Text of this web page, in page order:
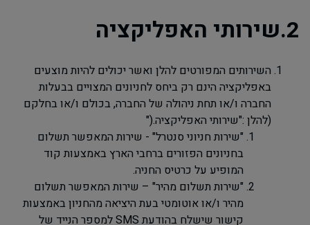
2.שירותי האפליקציה
השירותים המפורטים להלן ואשר יכולים להיות מוצעים
באפליקציה הינם רק ביחס לחניונים המצויים בבעלות
החברה ו/או תחת ניהולה של החברה, בכולם ו/או בחלקם
(להלן :"שירותי האפליקציה").
"שירות חניוני סנטרל" - שירות המאפשר תשלום
בחניונים הפזורים ברחבי הארץ באמצעות קוד
המופיע על כרטיס החניה.
"שירות תשלום מהיר" – שירות המאפשר תשלום
מהיר ו/או אוטומטי בעת היציאה מהחניון באמצעות
קישור שישלח בהודעת SMSלמספר הנייד של